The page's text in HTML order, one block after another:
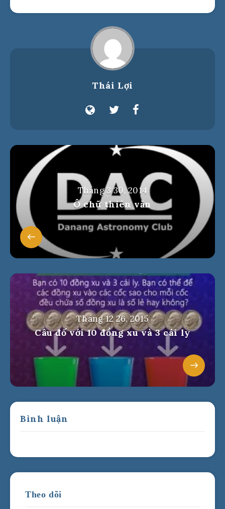
Thái Lợi
Tháng 3 30, 2014
Ô chữ thiên văn
Tháng 12 26, 2015
Câu đố với 10 đồng xu và 3 cái ly
Bình luận
Theo dõi